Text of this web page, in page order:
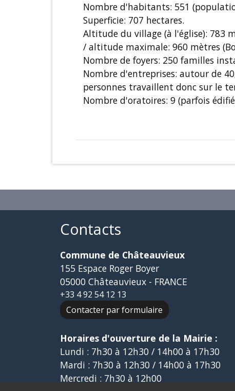
Nombre d'habitants: 551
Superficie: 707 hectares.
Altitude du village (à l'église): 783
/ altitude maximale: 960 mètres
Nombre de foyers: 250 familles
Nombre d'entreprises: autour de
personnes travaillent donc sur le
Nombre d'oratoires: 9 (parfois
Contacts
Commune de Châteauvieux
155 Espace Roger Boyer
05000 Châteauvieux - FRANCE
+33 4 92 54 12 13
Contacter par formulaire
Horaires d'ouverture de la Mairie :
Lundi : 7h30 à 12h30 / 14h00 à 17h30
Mardi : 7h30 à 12h30 / 14h00 à 17h30
Mercredi : 7h30 à 12h00